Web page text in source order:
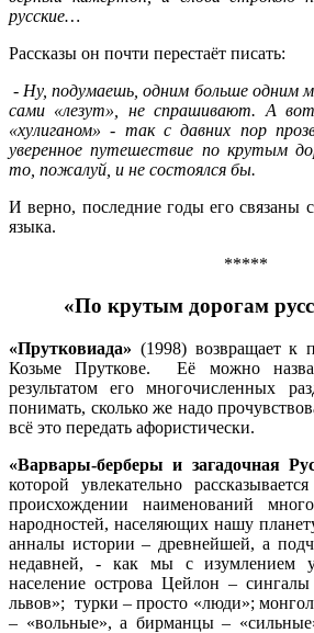
русские…
Рассказы он почти перестаёт писать:
- Ну, подумаешь, одним больше одним
сами «лезут», не спрашивают. А
«хулиганом» - так с давних пор
уверенное путешествие по крутым
то, пожалуй, и не состоялся бы.
И верно, последние годы его связаны
языка.
*****
«По крутым дорогам
«Прутковиада» (1998) возвращает к
Козьме Пруткове. Её можно
результатом его многочисленных
понимать, сколько же надо
всё это передать афористически.
«Варвары-берберы и загадочная
которой увлекательно
происхождении наименований
народностей, населяющих нашу
анналы истории – древнейшей, а
недавней, - как мы с изумлением
население острова Цейлон –
львов»; турки – просто «люди»;
– «вольные», а бирманцы –